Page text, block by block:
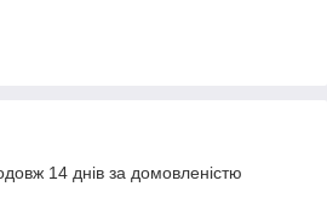
14 днів за домовленістю